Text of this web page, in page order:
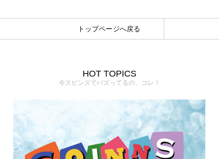
トップページへ戻る
HOT TOPICS
今スピンズでバズってるの、コレ！